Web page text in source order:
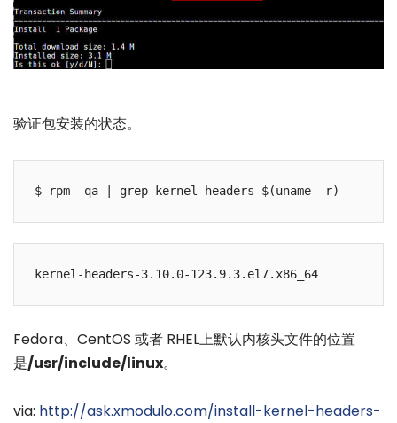
验证包安装的状态。
Fedora、CentOS 或者 RHEL上默认内核头文件的位置
是/usr/include/linux。
via: http://ask.xmodulo.com/install-kernel-headers-